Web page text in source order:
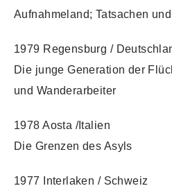
Aufnahmeland; Tatsachen
1979 Regensburg /
Die junge Generation der
und Wanderarbeiter
1978 Aosta /Italien
Die Grenzen des Asyls
1977 Interlaken / Schweiz